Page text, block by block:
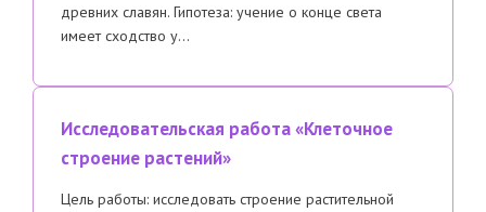
древних славян. Гипотеза: учение о конце света
имеет сходство у…
Исследовательская работа «Клеточное
строение растений»
Цель работы: исследовать строение растительной